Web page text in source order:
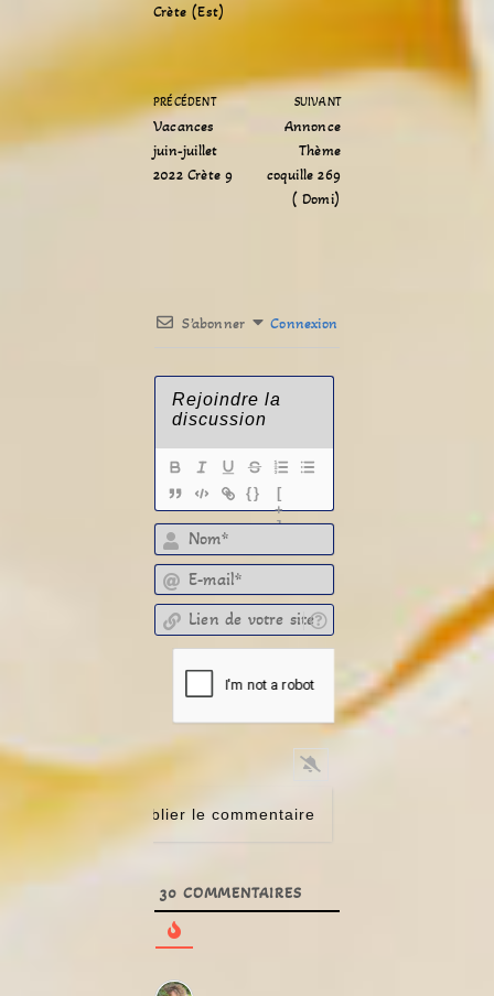
Crète (Est)
PRÉCÉDENT
Vacances
juin-juillet
2022 Crète 9
SUIVANT
Annonce
Thème
coquille 269
( Domi)
S’abonner Connexion
{}
[
+
]
30 COMMENTAIRES